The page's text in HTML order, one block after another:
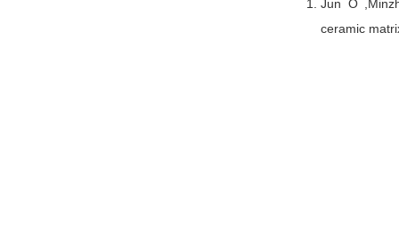
Jun O
ceramic